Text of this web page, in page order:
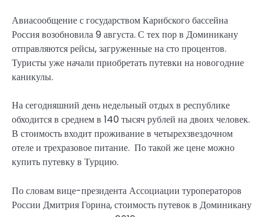
Авиасообщение с государством Карибского бассейна
Россия возобновила 9 августа. С тех пор в Доминикану
отправляются рейсы, загруженные на сто процентов.
Туристы уже начали приобретать путевки на новогодние
каникулы.
На сегодняшний день недельный отдых в республике
обходится в среднем в 140 тысяч рублей на двоих человек.
В стоимость входит проживание в четырехзвездочном
отеле и трехразовое питание. По такой же цене можно
купить путевку в Турцию.
По словам вице-президента Ассоциации туроператоров
России Дмитрия Горина, стоимость путевок в Доминикану